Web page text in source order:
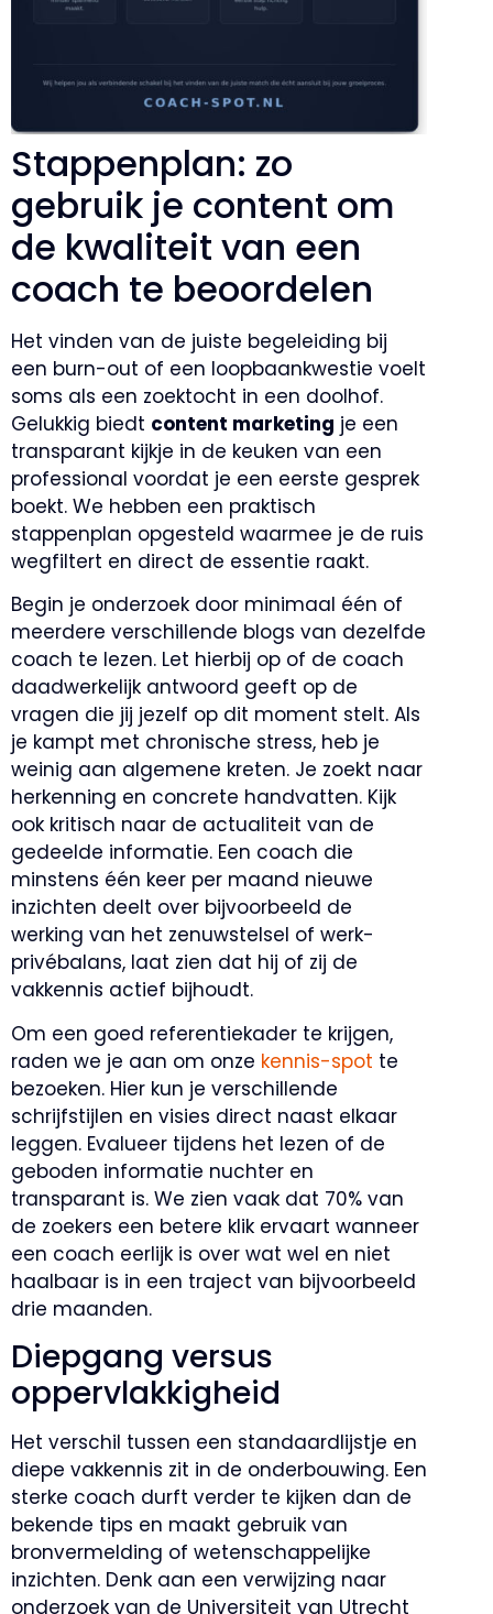
Stappenplan: zo
gebruik je content om
de kwaliteit van een
coach te beoordelen
Het vinden van de juiste begeleiding bij
een burn-out of een loopbaankwestie voelt
soms als een zoektocht in een doolhof.
Gelukkig biedt content marketing je een
transparant kijkje in de keuken van een
professional voordat je een eerste gesprek
boekt. We hebben een praktisch
stappenplan opgesteld waarmee je de ruis
wegfiltert en direct de essentie raakt.
Begin je onderzoek door minimaal één of
meerdere verschillende blogs van dezelfde
coach te lezen. Let hierbij op of de coach
daadwerkelijk antwoord geeft op de
vragen die jij jezelf op dit moment stelt. Als
je kampt met chronische stress, heb je
weinig aan algemene kreten. Je zoekt naar
herkenning en concrete handvatten. Kijk
ook kritisch naar de actualiteit van de
gedeelde informatie. Een coach die
minstens één keer per maand nieuwe
inzichten deelt over bijvoorbeeld de
werking van het zenuwstelsel of werk-
privébalans, laat zien dat hij of zij de
vakkennis actief bijhoudt.
Om een goed referentiekader te krijgen,
raden we je aan om onze kennis-spot te
bezoeken. Hier kun je verschillende
schrijfstijlen en visies direct naast elkaar
leggen. Evalueer tijdens het lezen of de
geboden informatie nuchter en
transparant is. We zien vaak dat 70% van
de zoekers een betere klik ervaart wanneer
een coach eerlijk is over wat wel en niet
haalbaar is in een traject van bijvoorbeeld
drie maanden.
Diepgang versus
oppervlakkigheid
Het verschil tussen een standaardlijstje en
diepe vakkennis zit in de onderbouwing. Een
sterke coach durft verder te kijken dan de
bekende tips en maakt gebruik van
bronvermelding of wetenschappelijke
inzichten. Denk aan een verwijzing naar
onderzoek van de Universiteit van Utrecht